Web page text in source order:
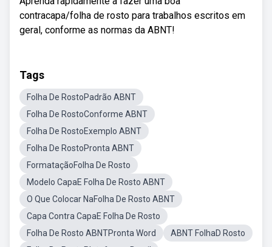
contracapa/folha de rosto para trabalhos escritos em
geral, conforme as normas da ABNT!
Tags
Folha De RostoPadrão ABNT
Folha De RostoConforme ABNT
Folha De RostoExemplo ABNT
Folha De RostoPronta ABNT
FormataçãoFolha De Rosto
Modelo CapaE Folha De Rosto ABNT
O Que Colocar NaFolha De Rosto ABNT
Capa Contra CapaE Folha De Rosto
Folha De Rosto ABNTPronta Word
ABNT FolhaD Rosto